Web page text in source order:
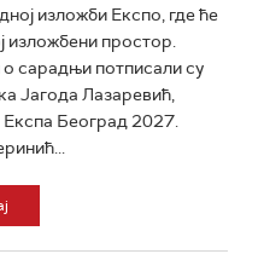
изложби Експо, где ће
изложбени простор.
сарадњи потписали су
Јагода Лазаревић,
Београд 2027.